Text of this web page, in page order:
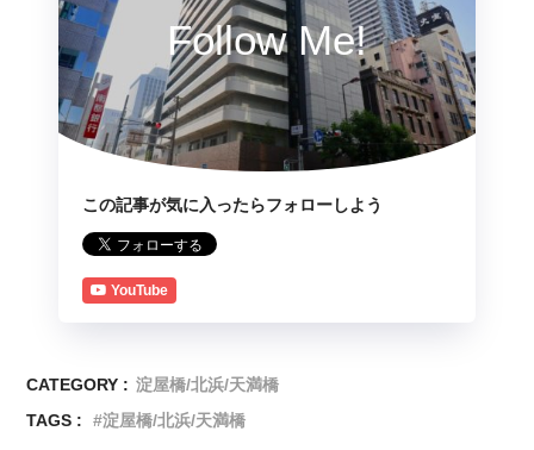
Follow Me!
この記事が気に入ったらフォローしよう
YouTube
CATEGORY : 淀屋橋/北浜/天満橋
TAGS :
淀屋橋/北浜/天満橋